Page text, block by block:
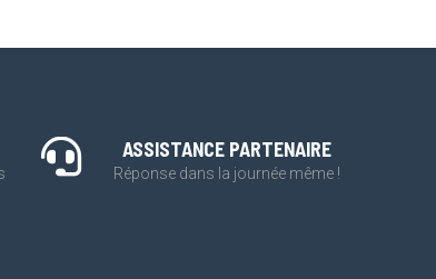
ASSISTANCE PARTENAIRE
Réponse dans la journée même !